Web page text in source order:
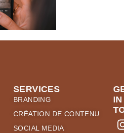
SERVICES
BRANDING
CRÉATION DE CONTENU
SOCIAL MEDIA
IN